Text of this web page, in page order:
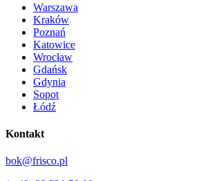
Warszawa
Kraków
Poznań
Katowice
Wrocław
Gdańsk
Gdynia
Sopot
Łódź
Kontakt
bok@frisco.pl